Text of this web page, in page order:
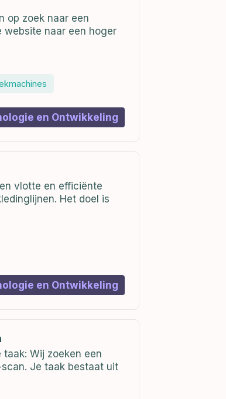
op zoek naar een
website naar een hoger
en Ontwikkeling
vlotte en efficiënte
Het doel is
en Ontwikkeling
Je taak bestaat uit